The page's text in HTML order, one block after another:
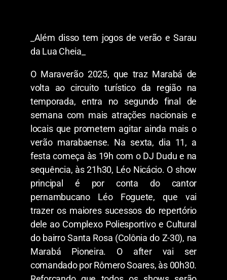
_Além disso tem jogos de verão e Sarau
da Lua Cheia_
O Maraverão 2025, que traz Marabá de
volta ao circuito turístico da região na
temporada, entra no segundo final de
semana com mais atrações nacionais e
locais que prometem agitar ainda mais o
verão marabaense. Na sexta, dia 11, a
festa começa às 19h com o DJ Dudu e na
sequência, às 21h30, Léo Nicácio. O show
principal é por conta do cantor
pernambucano Léo Foguete, que vai
trazer os maiores sucessos do repertório
dele ao Complexo Poliesportivo e Cultural
do bairro Santa Rosa (Colônia do Z-30), na
Marabá Pioneira. O after vai ser
comandado por Rômero Soares, às 00h30.